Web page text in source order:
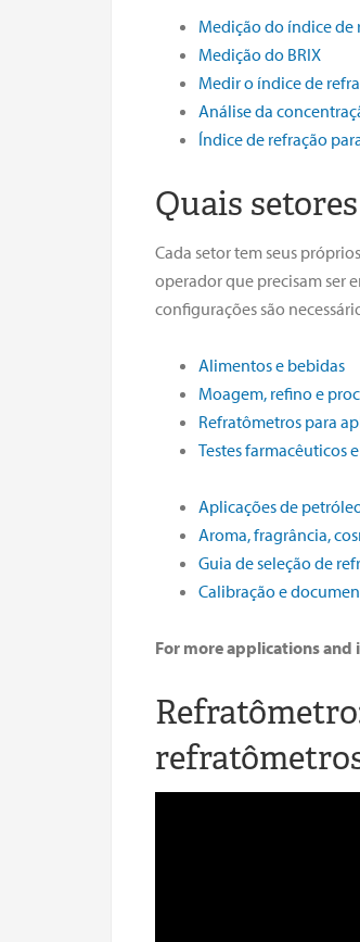
Medição do índice de
Medição do BRIX
Medir o índice de
Análise da
Índice de refração
Quais
Cada setor tem seus
operador que precisam ser
configurações são
Alimentos e bebidas
Moagem, refino e
Refratômetros para
Testes farmacêuticos
Aplicações de
Aroma, fragrância,
Guia de seleção de
Calibração e
For more applications and